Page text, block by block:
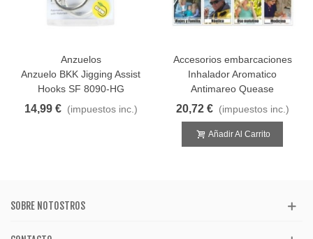
Anzuelos
Anzuelo BKK Jigging Assist
Hooks SF 8090-HG
14,99 € (impuestos inc.)
Accesorios embarcaciones
Inhalador Aromatico
Antimareo Quease
20,72 € (impuestos inc.)
Añadir Al Carrito
SOBRE NOTOSTROS